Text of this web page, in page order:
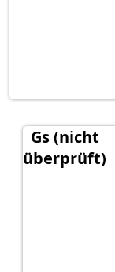
Gs (nicht
überprüft)